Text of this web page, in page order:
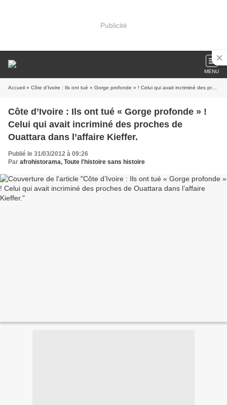
Publicité
MENU
Accueil » Côte d’Ivoire : Ils ont tué « Gorge profonde » ! Celui qui avait incriminé des proches de Ouattara dans l’affaire Kieffer.
Côte d’Ivoire : Ils ont tué « Gorge profonde » !
Celui qui avait incriminé des proches de
Ouattara dans l’affaire Kieffer.
Publié le 31/03/2012 à 09:26
Par afrohistorama, Toute l'histoire sans histoire